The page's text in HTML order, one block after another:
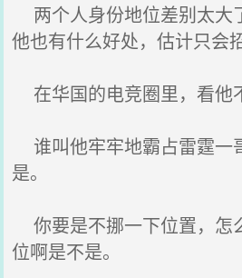
两个人身份地位差别太大
他也有什么好处，估计只会
在华国的电竞圈里，看他
谁叫他牢牢地霸占雷霆一
是。
你要是不挪一下位置，怎
位啊是不是。